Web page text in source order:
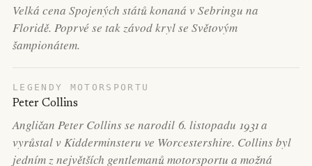
Velká cena Spojených států konaná v Sebringu na
Floridě. Poprvé se tak závod kryl se Světovým
šampionátem.
LEGENDY MOTORSPORTU
Peter Collins
Angličan Peter Collins se narodil 6. listopadu 1931 a
vyrůstal v Kidderminsteru ve Worcestershire. Collins byl
jedním z největších gentlemanů motorsportu a možná